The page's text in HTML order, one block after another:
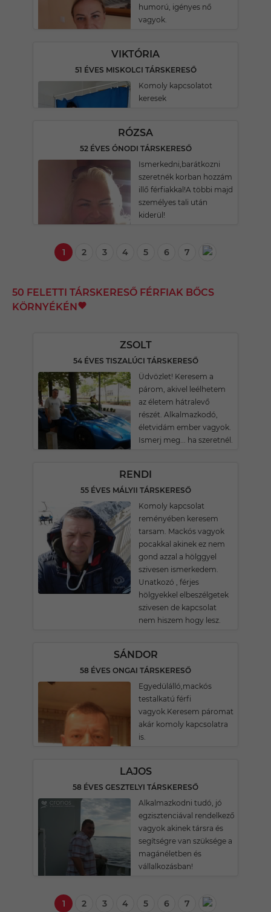
humorú, igényes nő
vagyok.
VIKTÓRIA
51 ÉVES MISKOLCI TÁRSKERESŐ
Komoly kapcsolatot
keresek
RÓZSA
52 ÉVES ÓNODI TÁRSKERESŐ
Ismerkedni,barátkozni
szeretnék korban hozzám
illő férfiakkal!A többi majd
személyes tali után
kiderül!
1 2 3 4 5 6 7
50 FELETTI TÁRSKERESŐ FÉRFIAK BŐCS
KÖRNYÉKÉN
ZSOLT
54 ÉVES TISZALÚCI TÁRSKERESŐ
Üdvözlet! Keresem a
párom, akivel leélhetem
az életem hátralevő
részét. Alkalmazkodó,
életvidám ember vagyok.
Ismerj meg... ha szeretnél.
RENDI
55 ÉVES MÁLYII TÁRSKERESŐ
Komoly kapcsolat
reményében keresem
tarsam. Mackós vagyok
pocakkal akinek ez nem
gond azzal a hölggyel
szivesen ismerkedem.
Unatkozó , férjes
hölgyekkel elbeszélgetek
szivesen de kapcsolat
nem hiszem hogy lesz.
SÁNDOR
58 ÉVES ONGAI TÁRSKERESŐ
Egyedülálló,mackós
testalkatú férfi
vagyok.Keresem páromat
akár komoly kapcsolatra
is.
LAJOS
58 ÉVES GESZTELYI TÁRSKERESŐ
Alkalmazkodni tudó, jó
egzisztenciával rendelkező
vagyok akinek társra és
segítségre van szüksége a
magánéletben és
vállalkozásban!
1 2 3 4 5 6 7